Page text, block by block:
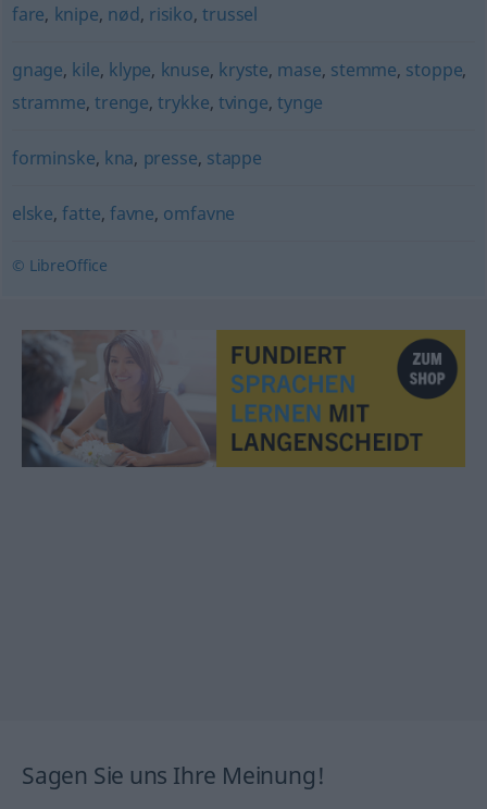
fare, knipe, nød, risiko,trussel
gnage, kile, klype, knuse, kryste, mase, stemme, stoppe,
stramme,trenge,trykke, tvinge,tynge
forminske, kna, presse, stappe
elske,fatte, favne, omfavne
© LibreOffice
Sagen Sie uns Ihre Meinung!